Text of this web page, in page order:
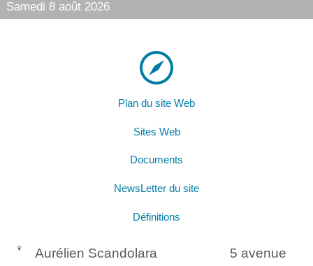
Samedi 8 août 2026
Plan du site Web
Sites Web
Documents
NewsLetter du site
Définitions
Aurélien Scandolara
5 avenue